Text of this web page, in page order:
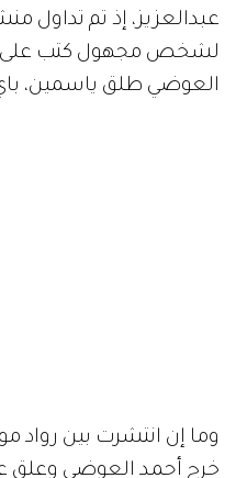
عبدالعزيز، إذ تم تداول
لشخص مجهول كتب على
العوضي طلق ياسمين،
وما إن انتشرت بين رواد
خرج أحمد العوضي وعلق